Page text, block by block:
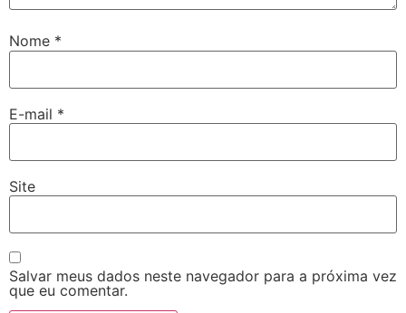
Nome *
E-mail *
Site
Salvar meus dados neste navegador para a próxima vez
que eu comentar.